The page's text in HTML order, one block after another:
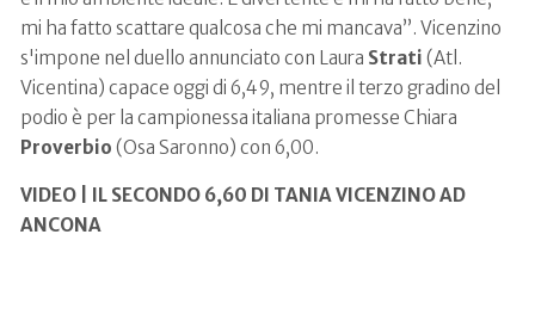
mi ha fatto scattare qualcosa che mi mancava”. Vicenzino
s'impone nel duello annunciato con Laura Strati (Atl.
Vicentina) capace oggi di 6,49, mentre il terzo gradino del
podio è per la campionessa italiana promesse Chiara
Proverbio (Osa Saronno) con 6,00.
VIDEO | IL SECONDO 6,60 DI TANIA VICENZINO AD
ANCONA